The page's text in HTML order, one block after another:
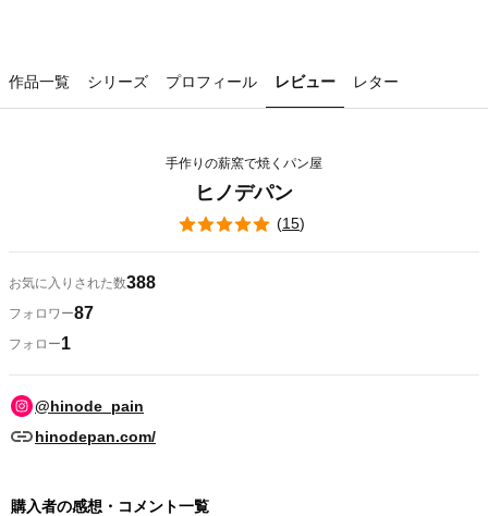
作品一覧 シリーズ プロフィール レビュー レター
手作りの薪窯で焼くパン屋
ヒノデパン
(15)
お気に入りされた数388
フォロワー87
フォロー1
@hinode_pain
hinodepan.com/
購入者の感想・コメント一覧